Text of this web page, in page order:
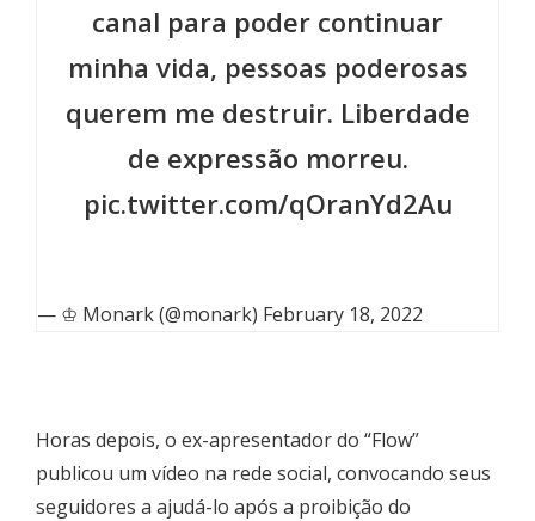
canal para poder continuar
minha vida, pessoas poderosas
querem me destruir. Liberdade
de expressão morreu.
pic.twitter.com/qOranYd2Au
— ♔ Monark (@monark) February 18, 2022
Horas depois, o ex-apresentador do “Flow”
publicou um vídeo na rede social, convocando seus
seguidores a ajudá-lo após a proibição do